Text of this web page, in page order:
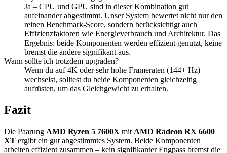
Ja – CPU und GPU sind in dieser Kombination gut
aufeinander abgestimmt. Unser System bewertet nicht nur den
reinen Benchmark-Score, sondern berücksichtigt auch
Effizienzfaktoren wie Energieverbrauch und Architektur. Das
Ergebnis: beide Komponenten werden effizient genutzt, keine
bremst die andere signifikant aus.
Wann sollte ich trotzdem upgraden?
Wenn du auf 4K oder sehr hohe Frameraten (144+ Hz)
wechselst, solltest du beide Komponenten gleichzeitig
aufrüsten, um das Gleichgewicht zu erhalten.
Fazit
Die Paarung AMD Ryzen 5 7600X mit AMD Radeon RX 6600
XT ergibt ein gut abgestimmtes System. Beide Komponenten
arbeiten effizient zusammen – kein signifikanter Engpass bremst die